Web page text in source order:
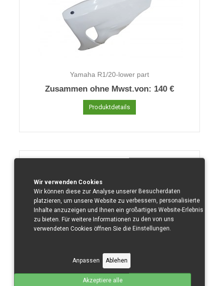
Wir verwenden Cookies
Wir können diese zur Analyse unserer Besucherdaten
platzieren, um unsere Website zu verbessern, personalisierte
Inhalte anzuzeigen und Ihnen ein großartiges Website-Erlebnis
zu bieten. Für weitere Informationen zu den von uns
verwendeten Cookies öffnen Sie die Einstellungen.
Anpassen Ablehen
Akzeptiere alle
Yamaha R1/20-lower part
Zusammen ohne Mwst.von: 140 €
Produktdetails
Yamaha R1/20-left side lower
Zusammen ohne Mwst.von: